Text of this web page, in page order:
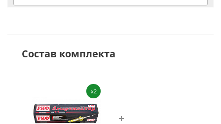
Состав комплекта
x2